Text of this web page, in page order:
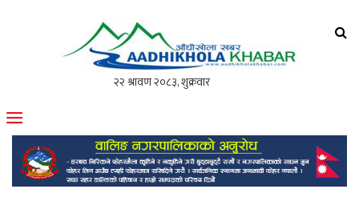
मोफसलकै लोकप्रिय अनलाइन पत्रिका